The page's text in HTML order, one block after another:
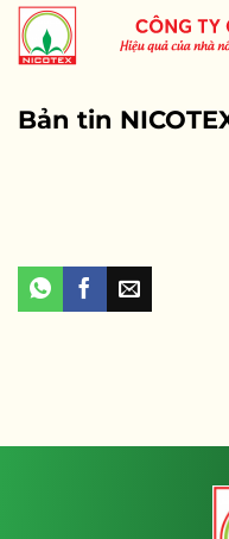
Skip
content
Bản tin